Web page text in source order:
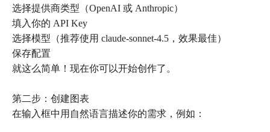
选择提供商类型（OpenAI 或 Anthropic）
填入你的 API Key
选择模型（推荐使用 claude-sonnet-4.5，效果最佳）
保存配置
就这么简单！现在你可以开始创作了。
第二步：创建图表
在输入框中用自然语言描述你的需求，例如：